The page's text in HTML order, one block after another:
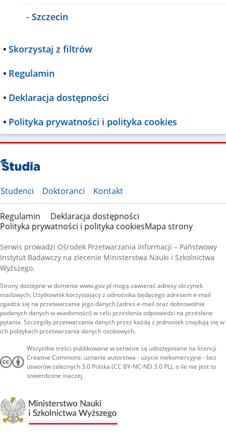
- Szczecin
• Skorzystaj z filtrów
• Regulamin
• Deklaracja dostępności
• Polityka prywatności i polityka cookies
Studenci Doktoranci Kontakt
Regulamin
Deklaracja dostępności
Polityka prywatności i polityka cookiesMapa strony
Serwis prowadzi Ośrodek Przetwarzania Informacji – Państwowy
Instytut Badawczy na zlecenie Ministerstwa Nauki i Szkolnictwa
Wyższego.
Strony dostępne w domenie www.gov.pl mogą zawierać adresy skrzynek
mailowych. Użytkownik korzystający z odnośnika będącego adresem e-mail
zgadza się na przetwarzanie jego danych (adres e-mail oraz dobrowolnie
podanych danych w wiadomości) w celu przesłania odpowiedzi na przesłane
pytania. Szczegóły przetwarzania danych przez każdą z jednostek znajdują się w
ich politykach przetwarzania danych osobowych.
Wszystkie treści publikowane w serwisie są udostępniane na licencji
Creative Commons: uznanie autorstwa - użycie niekomercyjne - bez
utworów zależnych 3.0 Polska (CC BY-NC-ND 3.0 PL), o ile nie jest to
stwierdzone inaczej.